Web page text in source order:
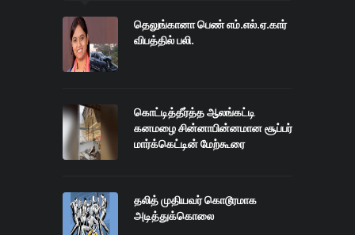
தெலுங்கானா பெண் எம்.எல்.ஏ.கார்
விபத்தில் பலி.
கொட்டித்தீர்த்த ஆலங்கட்டி
கனமழை சின்னாபின்னமான சூப்பர்
மார்க்கெட்டின் மேற்கூரை
தலித் முதியவர் கொடூரமாக
அடித்துக்கொலை